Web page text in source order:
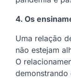
4. Os
Uma relação
não estejam
O